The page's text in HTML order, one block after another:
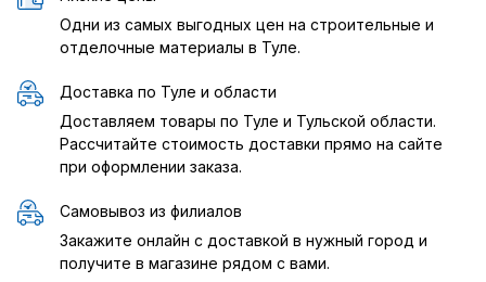
Одни из самых выгодных цен на строительные и
отделочные материалы в Туле.
Доставка по Туле и области
Доставляем товары по Туле и Тульской области.
Рассчитайте стоимость доставки прямо на сайте
при оформлении заказа.
Самовывоз из филиалов
Закажите онлайн с доставкой в нужный город и
получите в магазине рядом с вами.